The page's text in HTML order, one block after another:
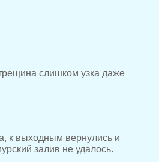
слишком узка даже
к выходным вернулись и
залив не удалось.